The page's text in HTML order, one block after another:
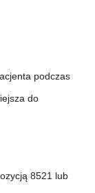
podczas
do
8521 lub